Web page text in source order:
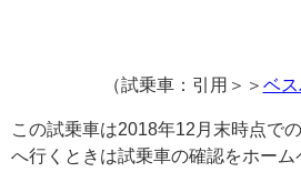
（試乗車：引用＞＞ ベ
この試乗車は2018年12月末時点で
へ行くときは試乗車の確認をホー